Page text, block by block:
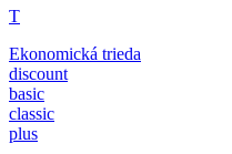
T
Ekonomická trieda
discount
basic
classic
plus